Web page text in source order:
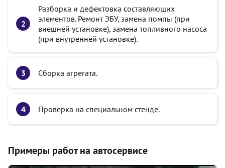
Разборка и дефектовка составляющих
элементов. Ремонт ЭБУ, замена помпы (при
внешней установке), замена топливного насоса
(при внутренней установке).
Сборка агрегата.
Проверка на специальном стенде.
Примеры работ на автосервисе